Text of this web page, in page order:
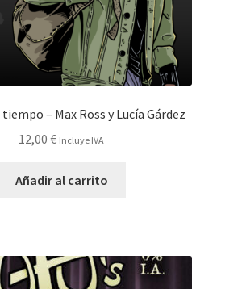
– Max Ross y Lucía Gárdez
12,00 € Incluye IVA
Añadir al carrito